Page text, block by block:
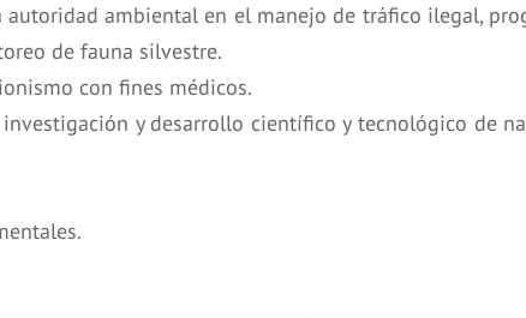
ambiental en el manejo de tráfico ilegal,
de fauna silvestre.
con fines médicos.
y desarrollo científico y tecnológico de